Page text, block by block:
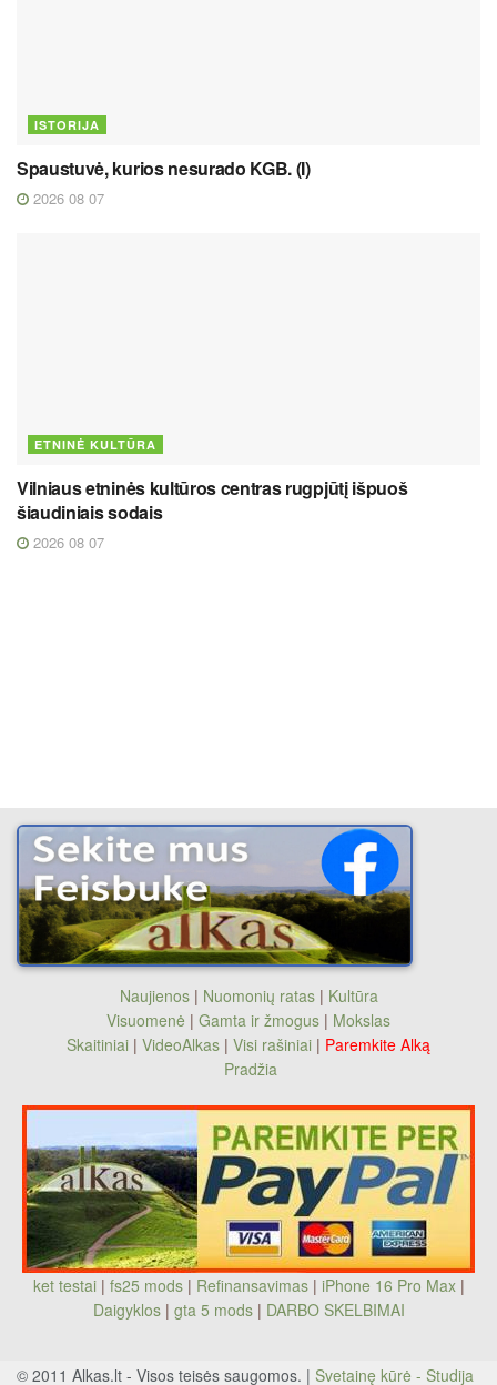
ISTORIJA
Spaustuvė, kurios nesurado KGB. (I)
2026 08 07
ETNINĖ KULTŪRA
Vilniaus etninės kultūros centras rugpjūtį išpuoš
šiaudiniais sodais
2026 08 07
Naujienos| Nuomonių ratas| Kultūra
Visuomenė | Gamta ir žmogus | Mokslas
Skaitiniai | VideoAlkas | Visi rašiniai | Paremkite Alką
Pradžia
ket testai | fs25 mods| Refinansavimas| iPhone 16 Pro Max|
Daigyklos| gta 5 mods | DARBO SKELBIMAI
© 2011 Alkas.lt - Visos teisės saugomos. | Svetainę kūrė - Studija